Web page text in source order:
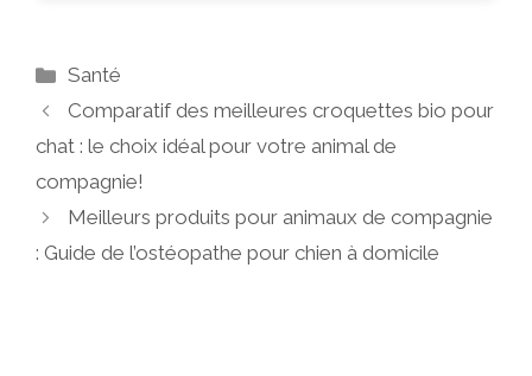
Catégories
Santé
Comparatif des meilleures croquettes bio pour
chat : le choix idéal pour votre animal de
compagnie!
Meilleurs produits pour animaux de compagnie
: Guide de l’ostéopathe pour chien à domicile